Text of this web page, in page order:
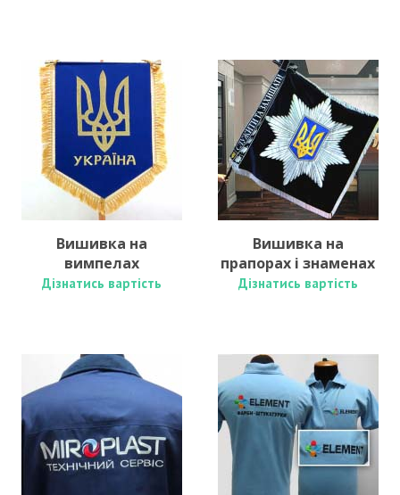
Вишивка на
вимпелах
Дізнатись вартість
Вишивка на
прапорах і знаменах
Дізнатись вартість